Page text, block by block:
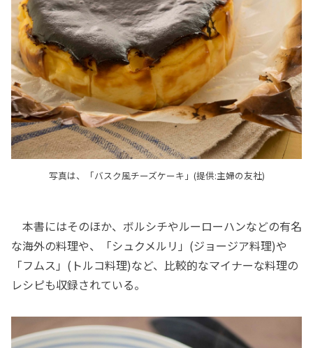
写真は、「バスク風チーズケーキ」(提供:主婦の友社)
本書にはそのほか、ボルシチやルーローハンなどの有名
な海外の料理や、「シュクメルリ」(ジョージア料理)や
「フムス」(トルコ料理)など、比較的なマイナーな料理の
レシピも収録されている。